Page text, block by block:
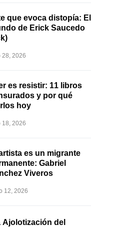
que evoca distopía: El
de Erick Saucedo
28, 2026
es resistir: 11 libros
y por qué
hoy
18, 2026
es un migrante
Gabriel
Viveros
12, 2026
Ajolotización del